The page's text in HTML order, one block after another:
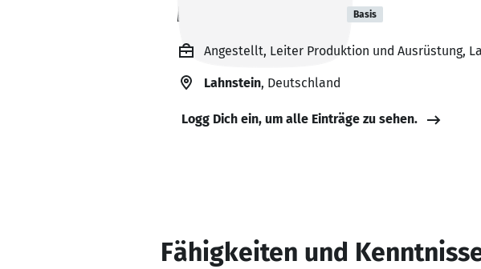
Matthias Jochim Basis
Angestellt, Leiter Produktion und Ausrüstung,
Lahnstein, Deutschland
Logg Dich ein, um alle Einträge zu sehen.
Fähigkeiten und